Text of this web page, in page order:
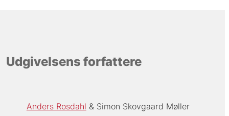
Udgivelsens forfattere
Anders Rosdahl Simon Skovgaard Møller